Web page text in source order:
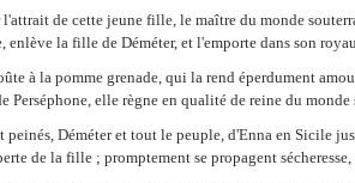
de cette jeune fille, le maître du monde
enlève la fille de Déméter, et l'emporte dans son
à la pomme grenade, qui la rend éperdument
Perséphone, elle règne en qualité de reine du monde
peinés, Déméter et tout le peuple, d'Enna en Sicile
de la fille ; promptement se propagent